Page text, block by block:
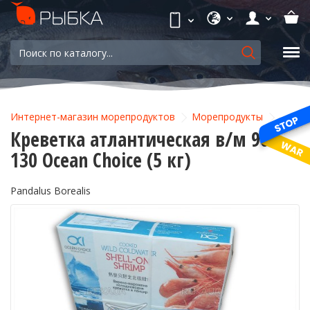
Интернет-магазин морепродуктов Морепродукты
Креветка атлантическая в/м 90-
130 Ocean Choice (5 кг)
Pandalus Borealis